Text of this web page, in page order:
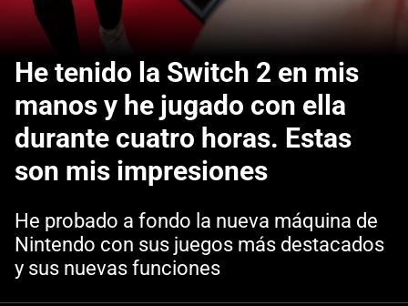
He tenido la Switch 2 en mis
manos y he jugado con ella
durante cuatro horas. Estas
son mis impresiones
He probado a fondo la nueva máquina de
Nintendo con sus juegos más destacados
y sus nuevas funciones